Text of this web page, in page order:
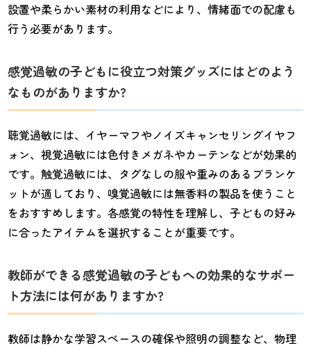
設置や柔らかい素材の利用などにより、情緒面での配慮も
行う必要があります。
感覚過敏の子どもに役立つ対策グッズにはどのよう
なものがありますか?
聴覚過敏には、イヤーマフやノイズキャンセリングイヤフ
ォン、視覚過敏には色付きメガネやカーテンなどが効果的
です。触覚過敏には、タグなしの服や重みのあるブランケ
ットが適しており、嗅覚過敏には無香料の製品を使うこと
をおすすめします。各感覚の特性を理解し、子どもの好み
に合ったアイテムを選択することが重要です。
教師ができる感覚過敏の子どもへの効果的なサポー
ト方法には何がありますか?
教師は静かな学習スペースの確保や照明の調整など、物理